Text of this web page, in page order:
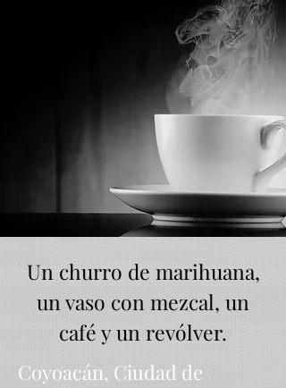
Un churro de marihuana,
un vaso con mezcal, un
café y un revólver.
Coyoacán, Ciudad de